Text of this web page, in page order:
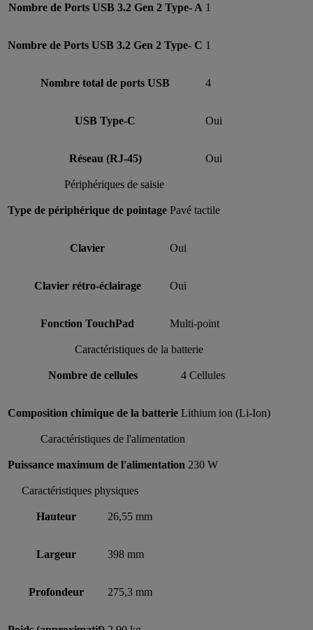
Nombre de Ports USB 3.2 Gen 2 Type- A 1
Nombre de Ports USB 3.2 Gen 2 Type- C 1
Nombre total de ports USB 4
USB Type-C Oui
Réseau (RJ-45) Oui
Périphériques de saisie
Type de périphérique de pointage Pavé tactile
Clavier Oui
Clavier rétro-éclairage Oui
Fonction TouchPad Multi-point
Caractéristiques de la batterie
Nombre de cellules 4 Cellules
Composition chimique de la batterie Lithium ion (Li-Ion)
Caractéristiques de l'alimentation
Puissance maximum de l'alimentation 230 W
Caractéristiques physiques
Hauteur 26,55 mm
Largeur 398 mm
Profondeur 275,3 mm